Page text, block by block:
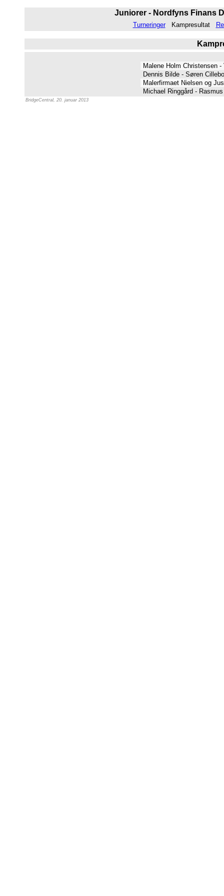
Juniorer - Nordfyns Finans
Turneringer Kampresultat
Malene Holm Christensen
Dennis Bilde - Søren
Malerfirmaet Nielsen og
Michael Ringgård -
BridgeCentral, 20. januar 2013